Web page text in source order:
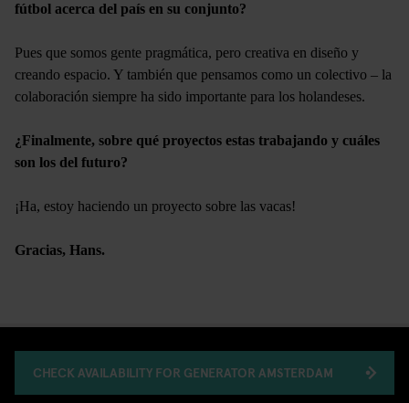
fútbol acerca del país en su conjunto?
Pues que somos gente pragmática, pero creativa en diseño y
creando espacio. Y también que pensamos como un colectivo – la
colaboración siempre ha sido importante para los holandeses.
¿Finalmente, sobre qué proyectos estas trabajando y cuáles
son los del futuro?
¡Ha, estoy haciendo un proyecto sobre las vacas!
Gracias, Hans.
CHECK AVAILABILITY FOR GENERATOR AMSTERDAM